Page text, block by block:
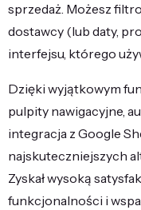
sprzedaż. Możesz
dostawcy (lub daty,
interfejsu, którego
Dzięki wyjątkowym
pulpity nawigacyjne,
integracja z Google
najskuteczniejszych
Zyskał wysoką
funkcjonalności i